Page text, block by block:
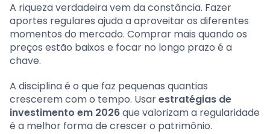
A riqueza verdadeira vem da constância. Fazer
aportes regulares ajuda a aproveitar os diferentes
momentos do mercado. Comprar mais quando os
preços estão baixos e focar no longo prazo é a
chave.
A disciplina é o que faz pequenas quantias
crescerem com o tempo. Usarestratégias de
investimento em 2026que valorizam a regularidade
é a melhor forma de crescer o patrimônio.